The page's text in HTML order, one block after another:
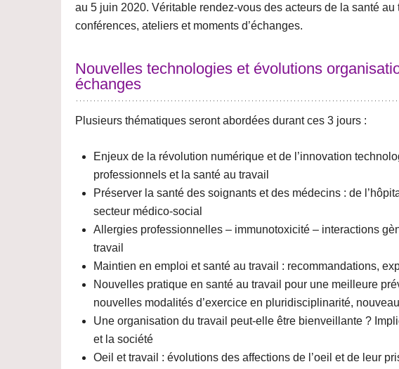
au 5 juin 2020. Véritable rendez-vous des acteurs de la santé
conférences, ateliers et moments d’échanges.
Nouvelles technologies et évolutions
échanges
Plusieurs thématiques seront abordées durant ces 3 jours :
Enjeux de la révolution numérique et de l’innovation
professionnels et la santé au travail
Préserver la santé des soignants et des médecins : de
secteur médico-social
Allergies professionnelles – immunotoxicité – interactions
travail
Maintien en emploi et santé au travail : recommandations,
Nouvelles pratique en santé au travail pour une meilleure
nouvelles modalités d’exercice en pluridisciplinarité,
Une organisation du travail peut-elle être bienveillante ?
et la société
Oeil et travail : évolutions des affections de l’oeil et de leur